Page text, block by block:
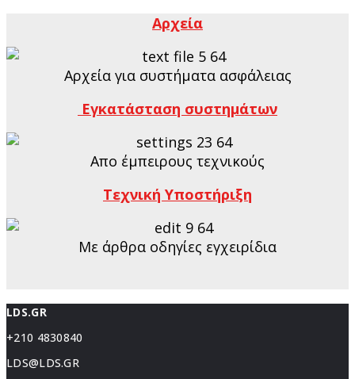
Αρχεία
Αρχεία για συστήματα ασφάλειας
Εγκατάσταση συστημάτων
Απο έμπειρους τεχνικούς
Τεχνική Υποστήριξη
Με άρθρα οδηγίες εγχειρίδια
LDS.GR
+210 4830840
LDS@LDS.GR